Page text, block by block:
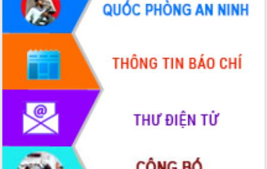
Chuyển đổi số thư viện: Mở rộng
không gian tri thức trong thời đại số
Đánh giá, rút kinh nghiệm công tác tổ
chức diễn tập trước ngày bầu cử
Chương trình “Gặp gỡ hữu nghị –
Friendship Meeting New Year 2026”
Bầu cử Quốc hội và HĐND: Cử tri Đắk
Lắk gửi gắm niềm tin, kỳ vọng vào lá
phiếu
Đắk Lắk sẵn sàng các điều kiện cho
Ngày hội bầu cử đại biểu Quốc hội
khóa XVI và HĐND các cấp nhiệm kỳ
2026-2031